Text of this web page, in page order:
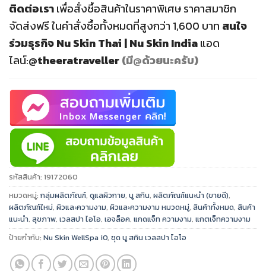
ติดต่อเราเพื่อสั่งซื้อสินค้าในราคาพิเศษ ราคาสมาชิก
จัดส่งฟรีในคำสั่งซื้อทั้งหมดที่สูงกว่า 1,600 บาท สนใจ
ร่วมธุรกิจNu Skin Thai | Nu Skin Indiaแอด
ไลน์:@theeratraveller(มี@ด้วยนะครับ)
รหัสสินค้า: 19172060
หมวดหมู่: กลุ่มผลิตภัณฑ์, ดูแลผิวกาย, นู สกิน, ผลิตภัณฑ์แนะนำ (ขายดี),
ผลิตภัณฑ์ใหม่, ผิวและความงาม, ผิวและความงาม หมวดหมู่, สินค้าทั้งหมด, สินค้า
แนะนำ, สุขภาพ, เวลสปา ไอโอ, เอจล็อค, แกดแจ็ท ความงาม, แกตเจ็ทความงาม
ป้ายกำกับ: Nu Skin WellSpa iO, ชุด นู สกิน เวลสปา ไอโอ